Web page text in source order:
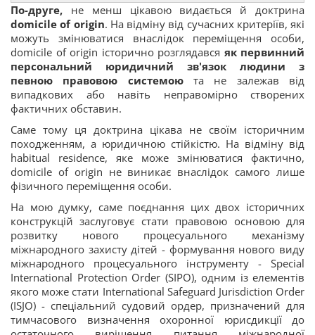
По-друге, не менш цікавою видається й доктрина
domicile of origin. На відміну від сучасних критеріїв, які
можуть змінюватися внаслідок переміщення особи,
domicile of origin історично розглядався як первинний
персональний юридичний зв'язок людини з
певною правовою системоюта не залежав від
випадкових або навіть неправомірно створених
фактичних обставин.
Саме тому ця доктрина цікава не своїм історичним
походженням, а юридичною стійкістю. На відміну від
habitual residence, яке може змінюватися фактично,
domicile of origin не виникає внаслідок самого лише
фізичного переміщення особи.
На мою думку, саме поєднання цих двох історичних
конструкцій заслуговує стати правовою основою для
розвитку нового процесуального механізму
міжнародного захисту дітей - формування нового виду
міжнародного процесуального інструменту - Special
International Protection Order (SIPO), одним із елементів
якого може стати International Safeguard Jurisdiction Order
(ISJO) - спеціальний судовий ордер, призначений для
тимчасового визначення охоронної юрисдикції до